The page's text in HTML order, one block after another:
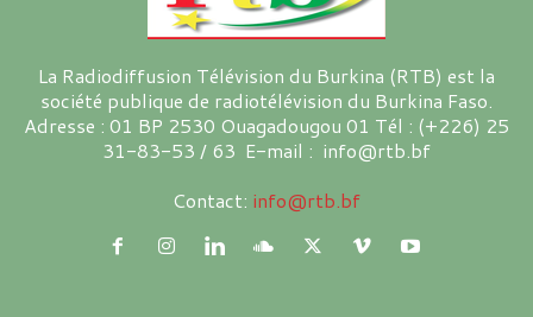
La Radiodiffusion Télévision du Burkina (RTB) est la
société publique de radiotélévision du Burkina Faso.
Adresse : 01 BP 2530 Ouagadougou 01 Tél : (+226) 25
31-83-53 / 63 E-mail : info@rtb.bf
Contact: info@rtb.bf